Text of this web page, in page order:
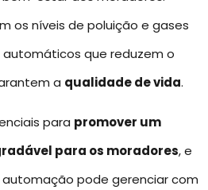
os níveis de poluição e gases
que reduzem o
a qualidade de vida.
para promover um
para os moradores, e
pode gerenciar com